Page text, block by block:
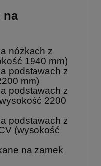
na
nóżkach z
1940 mm)
podstawach z
mm)
podstawach z
2200
podstawach z
(wysokość
na zamek